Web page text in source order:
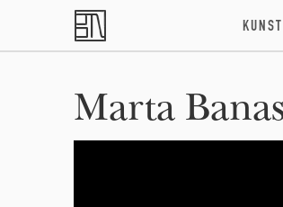
Skip to main content
KUNST
Marta